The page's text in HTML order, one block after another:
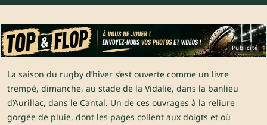
Publicité
La saison du rugby d’hiver s’est ouverte comme un livre
trempé, dimanche, au stade de la Vidalie, dans la banlieu
d’Aurillac, dans le Cantal. Un de ces ouvrages à la reliure
gorgée de pluie, dont les pages collent aux doigts et où